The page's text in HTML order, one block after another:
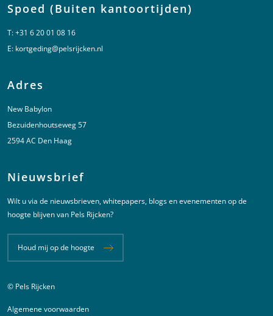
Spoed (Buiten kantoortijden)
T:+31 6 20 01 08 16
E: kortgeding@pelsrijcken.nl
Adres
New Babylon
Bezuidenhoutseweg 57
2594 AC Den Haag
Nieuwsbrief
Wilt u via de nieuwsbrieven, whitepapers, blogs en evenementen op de
hoogte blijven van Pels Rijcken?
Houd mij op de hoogte
Juridische informatie
© Pels Rijcken
Algemene voorwaarden